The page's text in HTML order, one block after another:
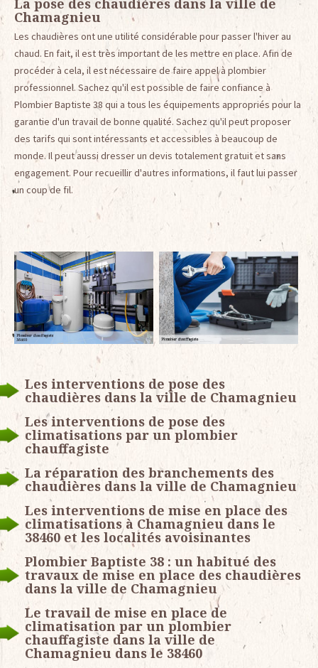
Chamagnieu
Les chaudières ont une utilité considérable pour passer l'hiver au
chaud. En fait, il est très important de les mettre en place. Afin de
procéder à cela, il est nécessaire de faire appel à plombier
professionnel. Sachez qu'il est possible de faire confiance à
Plombier Baptiste 38 qui a tous les équipements appropriés pour la
garantie d'un travail de bonne qualité. Sachez qu'il peut proposer
des tarifs qui sont intéressants et accessibles à beaucoup de
monde. Il peut aussi dresser un devis totalement gratuit et sans
engagement. Pour recueillir d'autres informations, il faut lui passer
un coup de fil.
Les interventions de pose des
chaudières dans la ville de Chamagnieu
Les interventions de pose des
climatisations par un plombier
chauffagiste
La réparation des branchements des
chaudières dans la ville de Chamagnieu
Les interventions de mise en place des
climatisations à Chamagnieu dans le
38460 et les localités avoisinantes
Plombier Baptiste 38 : un habitué des
travaux de mise en place des chaudières
dans la ville de Chamagnieu
Le travail de mise en place de
climatisation par un plombier
chauffagiste dans la ville de
Chamagnieu dans le 38460